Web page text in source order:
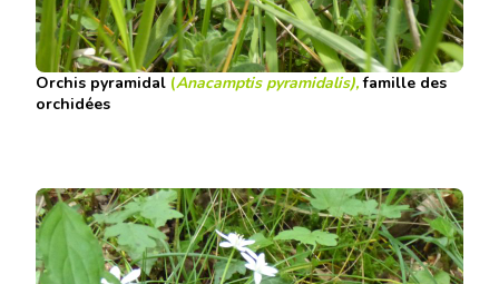
Orchis pyramidal (Anacamptis pyramidalis),famille des
orchidées